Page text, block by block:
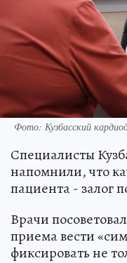
Фото: Кузбасский
Специалисты
напомнили, что
пациента - залог
Врачи
приема вести
фиксировать не